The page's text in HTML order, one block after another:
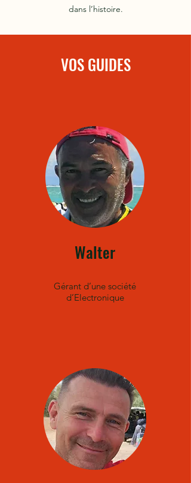
dans l’histoire.
VOS GUIDES
Walter
Gérant d’une société
d’Electronique